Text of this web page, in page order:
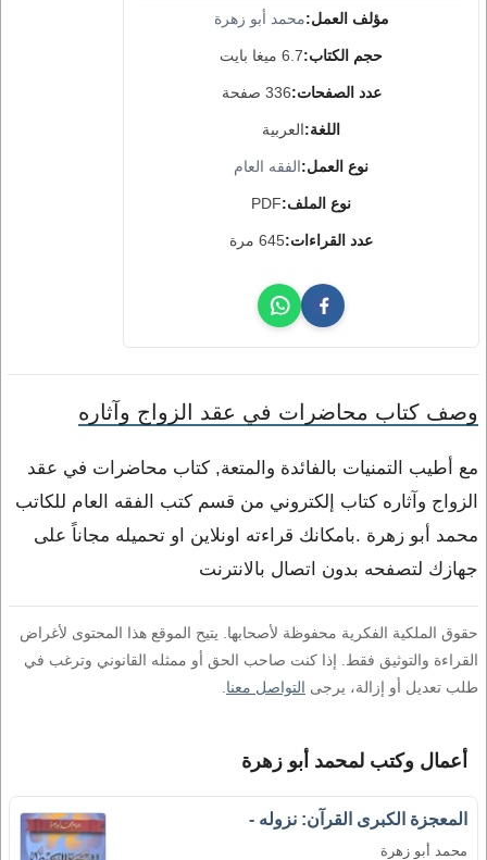
مؤلف العمل:محمد أبو زهرة
حجم الكتاب:6.7 ميغا بايت
عدد الصفحات:336 صفحة
اللغة:العربية
نوع العمل:الفقه العام
نوع الملف:PDF
عدد القراءات:645 مرة
وصف كتاب محاضرات في عقد الزواج وآثاره
مع أطيب التمنيات بالفائدة والمتعة, كتاب محاضرات في عقد
الزواج وآثاره كتاب إلكتروني من قسم كتب الفقه العام للكاتب
محمد أبو زهرة .بامكانك قراءته اونلاين او تحميله مجاناً على
جهازك لتصفحه بدون اتصال بالانترنت
حقوق الملكية الفكرية محفوظة لأصحابها. يتيح الموقع هذا المحتوى لأغراض
القراءة والتوثيق فقط. إذا كنت صاحب الحق أو ممثله القانوني وترغب في
طلب تعديل أو إزالة، يرجى التواصل معنا
أعمال وكتب لمحمد أبو زهرة
المعجزة الكبرى القرآن: نزوله -
محمد أبو زهرة